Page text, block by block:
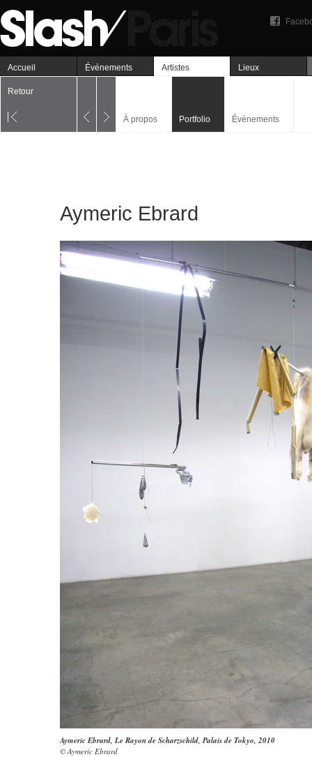
Accueil Événements Artistes Lieux
Retour
À propos Portfolio Événements
Aymeric Ebrard
Aymeric Ebrard, Le Rayon de Scharzschild, Palais de Tokyo, 2010
© Aymeric Ebrard